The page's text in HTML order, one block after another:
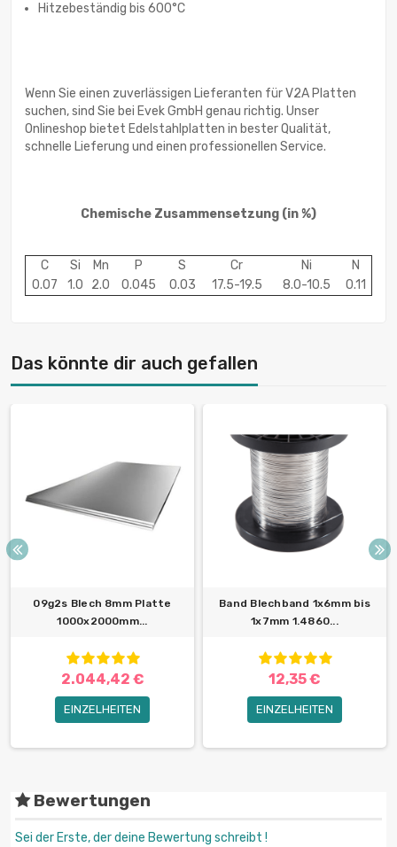
Hitzebeständig bis 600°C
Wenn Sie einen zuverlässigen Lieferanten für V2A Platten
suchen, sind Sie bei Evek GmbH genau richtig. Unser
Onlineshop bietet Edelstahlplatten in bester Qualität,
schnelle Lieferung und einen professionellen Service.
Chemische Zusammensetzung (in %)
C Si Mn P S Cr Ni
N
0.07
1.0 2.0 0.045 0.03 17.5-19.5 8.0-10.5 0.11
Das könnte dir auch gefallen
09g2s Blech 8mm Platte
1000x2000mm...
2.044,42 €
EINZELHEITEN
Band Blechband 1x6mm bis
1x7mm 1.4860...
12,35 €
EINZELHEITEN
Bewertungen
Sei der Erste, der deine Bewertung schreibt !